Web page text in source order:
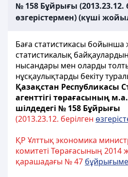
№ 158 Бұйрығы (2013.23.12.
өзгерістермен) (күші
Баға статистикасы бойынша
статистикалық
нысандары мен оларды
нұсқаулықтарды бекіту
Қазақстан Республикасы
агенттігі төрағасының
шілдедегі № 158 Бұйрығы
(2013.23.12. берілген
ҚР Ұлттық экономика
комитеті Төрағасының 2014
қарашадағы № 47